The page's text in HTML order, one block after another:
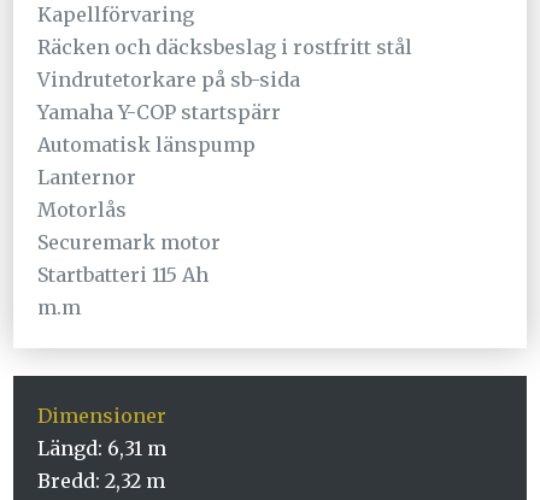
Kapellförvaring
Räcken och däcksbeslag i rostfritt stål
Vindrutetorkare på sb-sida
Yamaha Y-COP startspärr
Automatisk länspump
Lanternor
Motorlås
Securemark motor
Startbatteri 115 Ah
m.m
Dimensioner
Längd: 6,31 m
Bredd: 2,32 m